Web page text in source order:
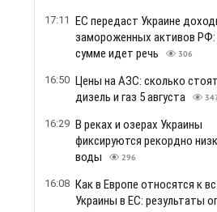
17:11 ЕС передаст Украине
замороженных активов РФ:
сумме идет речь
306
16:50 Цены на АЗС: сколько
дизель и газ 5 августа
16:29 В реках и озерах Украины
фиксируются рекордно
воды
296
16:08 Как в Европе относятся к
Украины в ЕС: результаты